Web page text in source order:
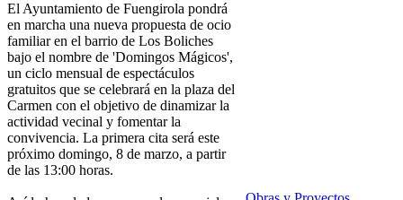
El Ayuntamiento de Fuengirola pondrá
en marcha una nueva propuesta de ocio
familiar en el barrio de Los Boliches
bajo el nombre de 'Domingos Mágicos',
un ciclo mensual de espectáculos
gratuitos que se celebrará en la plaza del
Carmen con el objetivo de dinamizar la
actividad vecinal y fomentar la
convivencia. La primera cita será este
próximo domingo, 8 de marzo, a partir
de las 13:00 horas.